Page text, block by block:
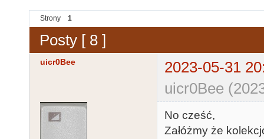
Strony 1
Posty [ 8 ]
uicr0Bee
2023-05-31
uicr0Bee
No cześć,
Załóżmy że